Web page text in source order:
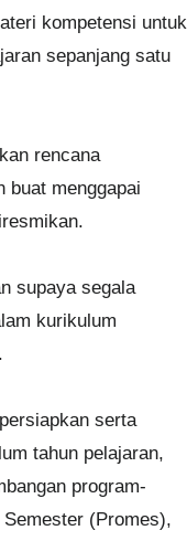
kompetensi untuk
sepanjang satu
rencana
buat menggapai
supaya segala
kurikulum
serta
tahun pelajaran,
program-
(Promes),